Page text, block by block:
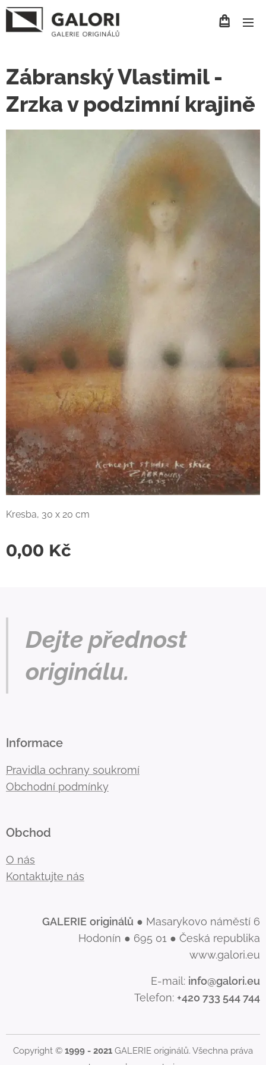
Zábranský Vlastimil -
Zrzka v podzimní krajině
Kresba, 30 x 20 cm
0,00 Kč
Dejte přednost
originálu.
Informace
Pravidla ochrany soukromí
Obchodní podmínky
Obchod
O nás
Kontaktujte nás
GALERIE originálů ● Masarykovo náměstí 6
Hodonín ● 695 01 ● Česká republika
www.galori.eu
E-mail: info@galori.eu
Telefon: +420 733 544 744
Copyright © 1999 - 2021 GALERIE originálů. Všechna práva